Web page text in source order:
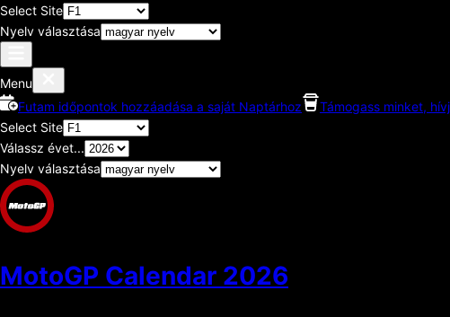
Select Site
Nyelv választása
Menu
Futam időpontok hozzáadása a saját Naptárhoz
Támogass minket,
Select Site
Válassz évet...
Nyelv választása
MotoGP Calendar 2026